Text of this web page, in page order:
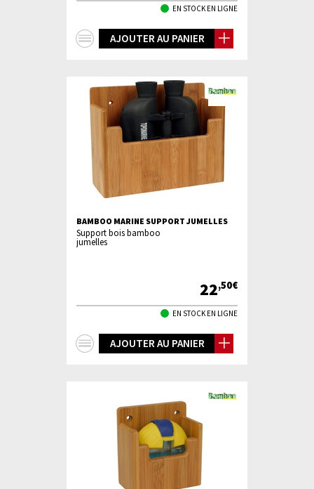
EN STOCK EN LIGNE
AJOUTER AU PANIER
BAMBOO MARINE SUPPORT JUMELLES
Support bois bamboo
jumelles
22,50€
EN STOCK EN LIGNE
AJOUTER AU PANIER